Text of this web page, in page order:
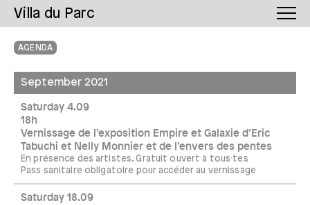
Villa du Parc
AGENDA
September 2021
Saturday 4.09
18h
Vernissage de l’exposition Empire et Galaxie d’Eric
Tabuchi et Nelly Monnier et de l’envers des pentes
En présence des artistes. Gratuit ouvert à tous·tes
Pass sanitaire obligatoire pour accéder au vernissage
Saturday 18.09